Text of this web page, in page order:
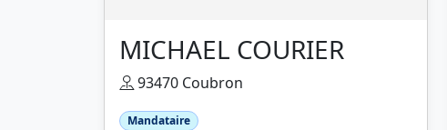
MICHAEL COURIER
93470 Coubron
Mandataire